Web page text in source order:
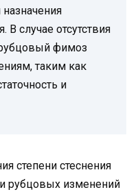
В случае отсутствия
фимоз
таким как
и
степени стеснения
рубцовых изменений